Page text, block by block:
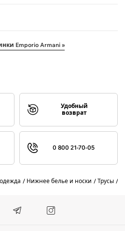
Emporio Armani »
Удобный
возврат
0 800 21-70-05
Нижнее белье и носки Трусы